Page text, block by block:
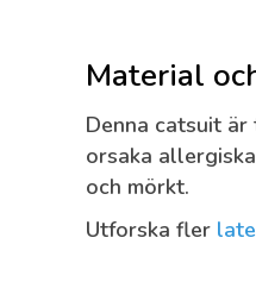
Material
Denna catsuit
orsaka
och mörkt.
Utforska fler